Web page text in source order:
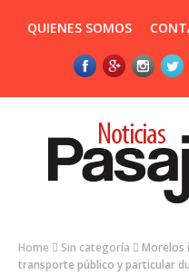
QUIENES SOMOS
Home Sin categoría
Morelos
transporte público y particular